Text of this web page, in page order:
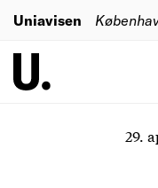
Uniavisen
29.